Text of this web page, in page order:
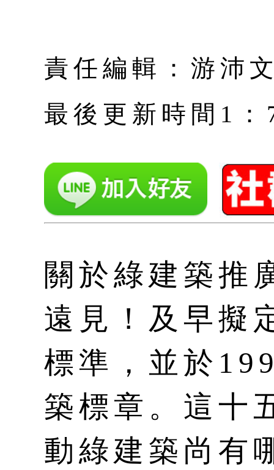
責任編輯：游沛
最後更新時間1
關於綠建築推
遠見！及早擬
標準，並於
築標章。這十
動綠建築尚有